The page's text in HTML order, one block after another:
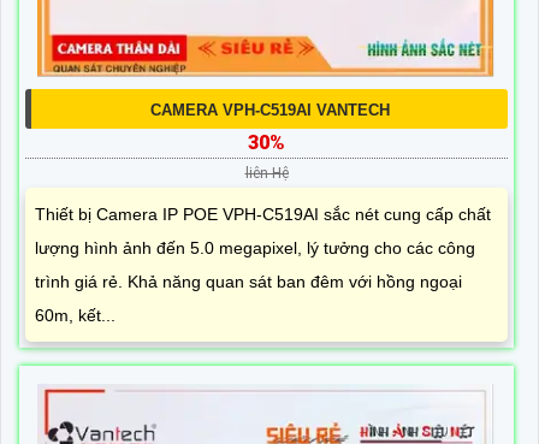
CAMERA VPH-C519AI VANTECH
30%
liên Hệ
Thiết bị Camera IP POE VPH-C519AI sắc nét cung cấp chất
lượng hình ảnh đến 5.0 megapixel, lý tưởng cho các công
trình giá rẻ. Khả năng quan sát ban đêm với hồng ngoại
60m, kết...